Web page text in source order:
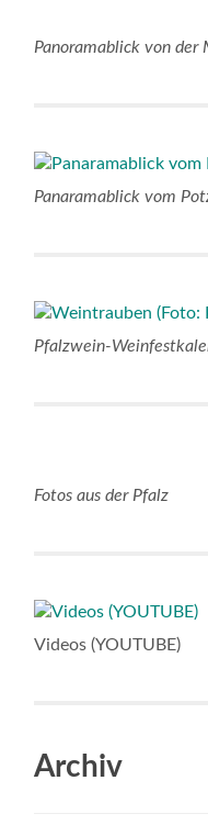
Panoramablick von der
Panaramablick vom
Pfalzwein-
Fotos aus der Pfalz
Videos (YOUTUBE)
Archiv